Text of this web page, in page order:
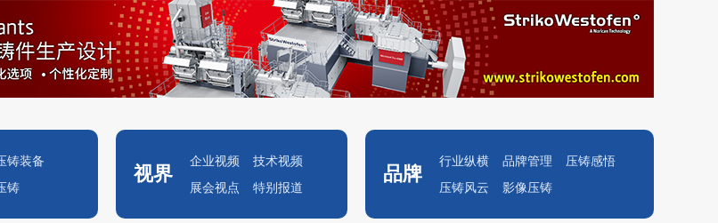
铸装备
铸
视界
企业视频
技术视频
展会视点
特别报道
品牌
行业纵横 品牌管理
压铸感悟
压铸风云
影像压铸